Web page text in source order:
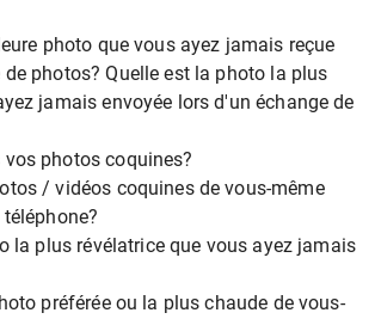
photo que vous ayez jamais reçue
photos? Quelle est la photo la plus
jamais envoyée lors d'un échange de
photos coquines?
/ vidéos coquines de vous-même
la plus révélatrice que vous ayez jamais
préférée ou la plus chaude de vous-